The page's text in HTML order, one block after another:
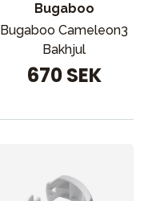
Bugaboo
Bugaboo Cameleon3
Bakhjul
670 SEK